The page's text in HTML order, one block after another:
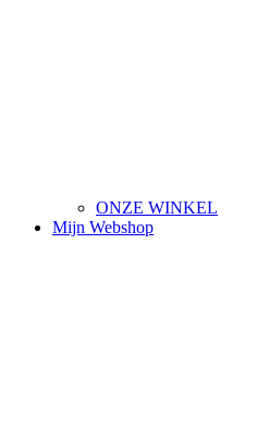
ONZE WINKEL
Mijn Webshop